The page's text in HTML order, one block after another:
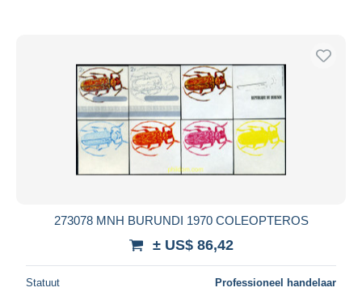
273078 MNH BURUNDI 1970 COLEOPTEROS
± US$ 86,42
Statuut Professioneel handelaar